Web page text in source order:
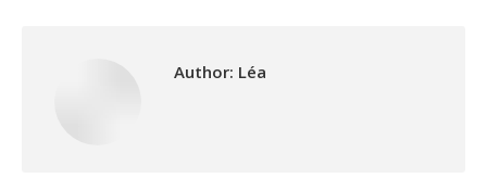
Author: Léa